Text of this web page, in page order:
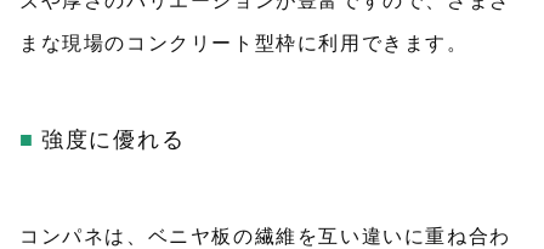
まな現場のコンクリート型枠に利用できます。
強度に優れる
コンパネは、ベニヤ板の繊維を互い違いに重ね合わ